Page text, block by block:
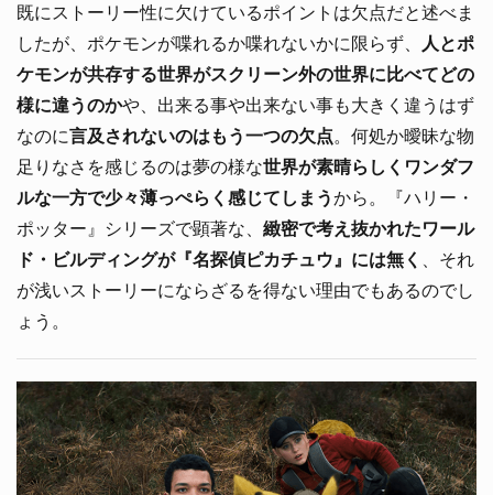
既にストーリー性に欠けているポイントは欠点だと述べま
したが、ポケモンが喋れるか喋れないかに限らず、
人とポ
ケモンが共存する世界がスクリーン外の世界に比べてどの
様に違うのかや、出来る事や出来ない事も大きく違うはず
なのに言及されないのはもう一つの欠点。何処か曖昧な物
足りなさを感じるのは夢の様な世界が素晴らしくワンダフ
ルな一方で少々薄っぺらく感じてしまうから。『ハリー・
ポッター』シリーズで顕著な、 緻密で考え抜かれたワール
ド・ビルディングが『名探偵ピカチュウ』には無く
、それ
が浅いストーリーにならざるを得ない理由でもあるのでし
ょう。